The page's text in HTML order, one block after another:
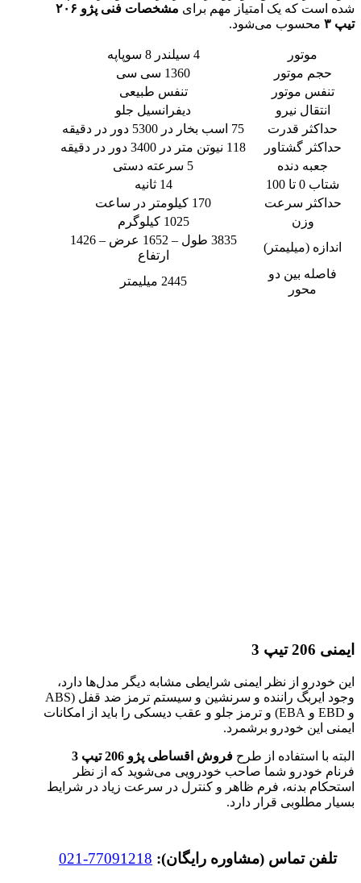
شده است که یک امتیاز مهم برای
مشخصات فنی پژو ۲۰۶
تیپ ۳
محسوب می‌شود.
موتور
4 سیلندر 8 سوپاپه
حجم موتور
1360 سی سی
تنفس موتور
تنفس طبیعی
انتقال نیرو
دیفرانسیل جلو
حداکثر قدرت
75 اسب بخار در 5300 دور در دقیقه
حداکثر گشتاور
118 نیوتن متر در 3400 دور در دقیقه
جعبه دنده
5 سرعته دستی
شتاب 0 تا 100
14 ثانیه
حداکثر سرعت
170 کیلومتر در ساعت
وزن
1025 کیلوگرم
اندازه (میلیمتر)
3835 طول – 1652 عرض – 1426
ارتفاع
فاصله بین دو
محور
2445 میلیمتر
ایمنی 206 تیپ 3
این خودرو از نظر ایمنی شرایطی مشابه دیگر مدل‌ها دارد،
وجود ایربگ راننده و سرنشین و سيستم ترمز ضد قفل (ABS
و EBD ‌و EBA) و ترمز جلو و عقب ديسكی را باید از امکانات
ایمنی این خودرو برشمرد.
البته با استفاده از طرح فروش اقساطی پژو 206 تیپ 3
فرنام خودرو شما صاحب خودرویی می‌شوید که از نظر
استحکام بدنه، فرم ظاهر و کنترل در سرعت زیاد در شرایط
بسیار مطلوبی قرار دارد.
تلفن تماس (مشاوره رایگان): 77091218-021